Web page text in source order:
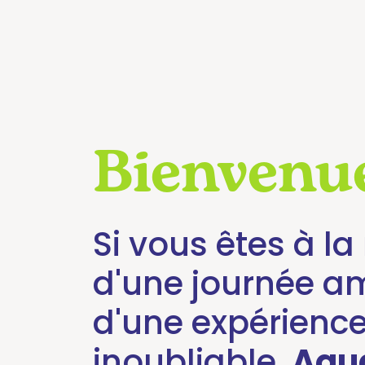
Blog
Préparez
votre
visite
Choisissez
votre
itinéraire
Si vous êtes à
d'une journée
d'une